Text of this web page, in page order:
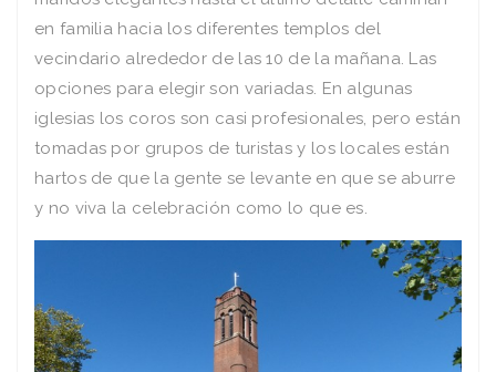
en familia hacia los diferentes templos del
vecindario alrededor de las 10 de la mañana. Las
opciones para elegir son variadas. En algunas
iglesias los coros son casi profesionales, pero están
tomadas por grupos de turistas y los locales están
hartos de que la gente se levante en que se aburre
y no viva la celebración como lo que es.